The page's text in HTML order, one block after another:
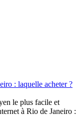
: laquelle acheter ?
le plus facile et
à Rio de Janeiro :